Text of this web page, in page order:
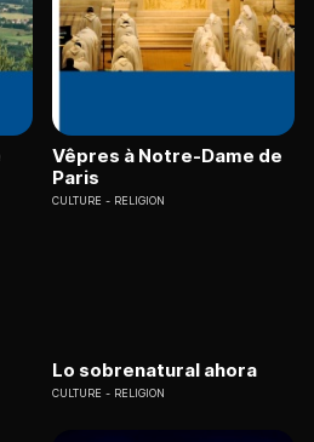
Vêpres à Notre-Dame de
Paris
CULTURE RELIGION
Lo sobrenatural ahora
CULTURE RELIGION